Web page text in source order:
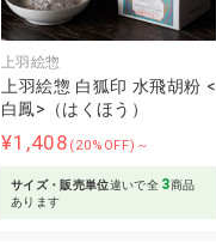
上羽絵惣
上羽絵惣 白狐印 水飛胡粉 <
白鳳>（はくほう）
¥1,408 (20%OFF)～
サイズ・販売単位違いで全 3商品
あります